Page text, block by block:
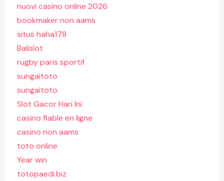
nuovi casino online 2026
bookmaker non aams
situs haha178
Balislot
rugby paris sportif
sungaitoto
sungaitoto
Slot Gacor Hari Ini
casino fiable en ligne
casino non aams
toto online
Year win
totopaedi.biz